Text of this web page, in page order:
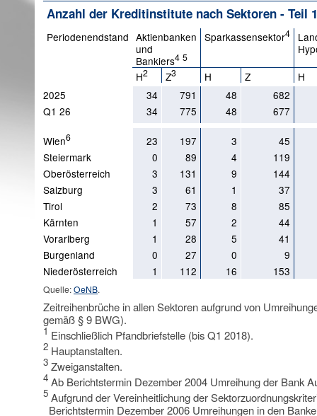
Anzahl der Kreditinstitute nach Sektoren - Teil 1
Periodenendstand Aktienbanken
und
Bankiers4 5
Sparkassensektor4
H2 Z3 H Z
H
2025
34 791 48
682
Q1 26
34 775 48 677
Wien6 23 197 3
45
Steiermark
0 89 4
119
Oberösterreich
3 131 9
144
Salzburg
3 61 1
37
Tirol
2 73 8
85
Kärnten
1 57 2
44
Vorarlberg
1 28 5
41
Burgenland
0 27 0
9
Niederösterreich
1 112 16 153
Quelle:OeNB.
Zeitreihenbrüche in allen Sektoren aufgrund von
gemäß § 9 BWG).
1 Einschließlich Pfandbriefstelle (bis Q1 2018).
2 Hauptanstalten.
3 Zweiganstalten.
4 Ab Berichtstermin Dezember 2004 Umreihung der Bank
5 Aufgrund der Vereinheitlichung der
Berichtstermin Dezember 2006 Umreihungen in den